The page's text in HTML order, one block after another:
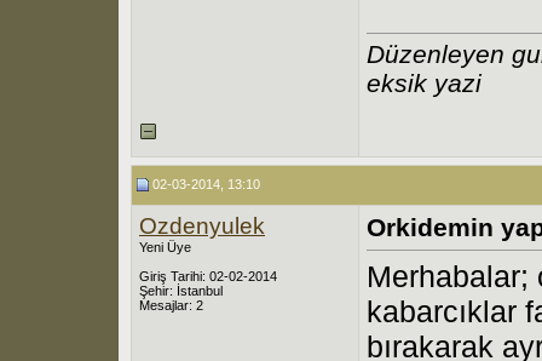
Düzenleyen
eksik yazi
02-03-2014, 13:10
Ozdenyulek
Yeni Üye
Giriş Tarihi: 02-02-2014
Şehir: İstanbul
Mesajlar: 2
Orkidemin
Merhabalar;
kabarcıklar
bırakarak